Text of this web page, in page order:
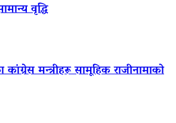
वृद्धि
मन्त्रीहरू सामूहिक राजीनामाको